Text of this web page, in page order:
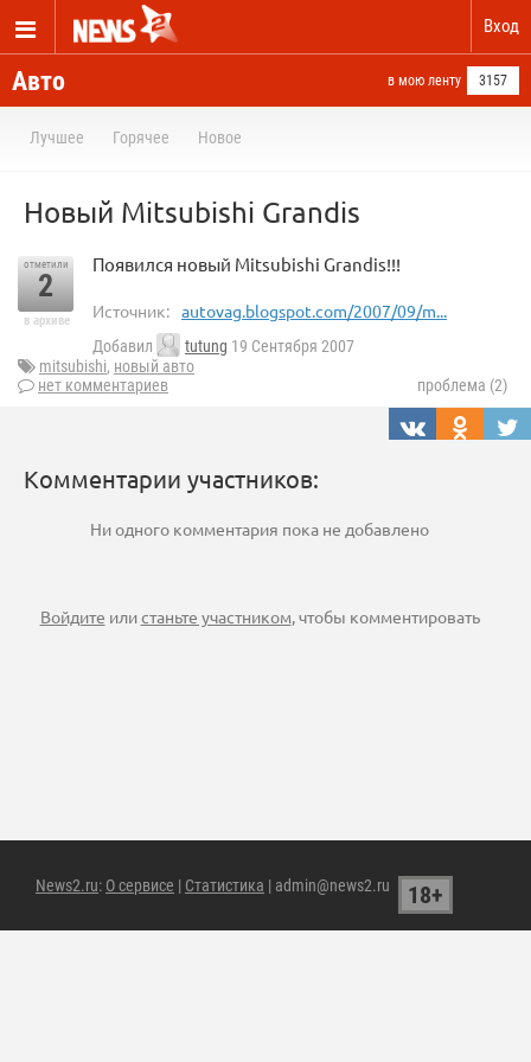
Вход
Авто в мою ленту 3157
Лучшее Горячее Новое
Новый Mitsubishi Grandis
отметили
2
в архиве
Появился новый Mitsubishi Grandis!!!
Источник: autovag.blogspot.com/2007/09/m...
Добавил tutung 19 Сентября 2007
mitsubishi, новый авто
нет комментариев
проблема (2)
Комментарии участников:
Ни одного комментария пока не добавлено
Войдите илистаньте участником, чтобы комментировать
News2.ru: О сервисе | Статистика | admin@news2.ru 18+